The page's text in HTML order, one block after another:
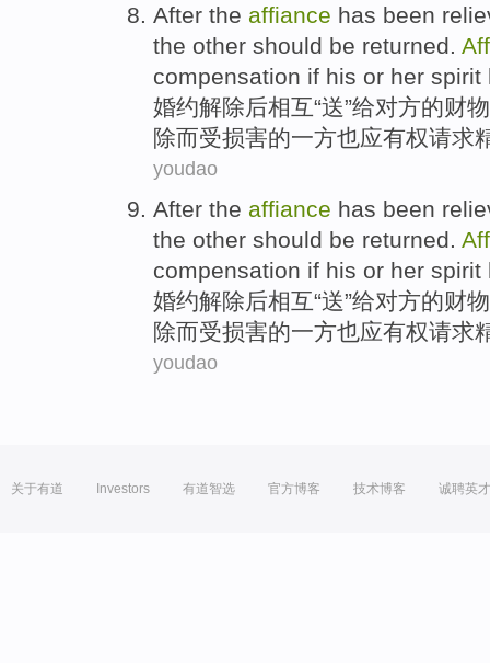
After the affiance has been
the other should be returned
compensation if his or her spirit
婚约解除后相互“送”给对方的财物
除而受损害的一方也应有权请求
youdao
After the affiance has been
the other should be returned.
compensation if his or her spirit
婚约解除后相互“送”给对方的财物
除而受损害的一方也应有权请求
youdao
关于有道 Investors 有道智选 官方博客 技术博客 诚聘英才